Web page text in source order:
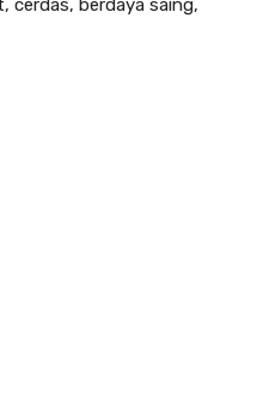
cerdas, berdaya saing,